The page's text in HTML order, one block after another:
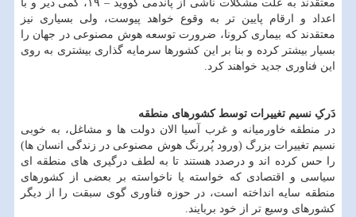
معتقدند به علت مشکلات ناشی از پاندمی کووید – ۱۹، کمی دیر و با
اعداد و ارقام پایین تر به وقوع خواهد پیوست، ولی بسیاری نیز
معتقدند که بیماری کرونا، ضرورت توسعه هوش مصنوعی در جهان را
بسیار بیشتر کرده و بنا بر این کشورها سرمایه گذاری بیشتری به روی
این فناوری جدید خواهند کرد.
دَرکِ نسیم تغییرات توسط کشورهای منطقه
در منطقه خاورمیانه و غرب آسیا الان دولت ها و مشاغل، به خوبی
نسیم تغییرات بزرگ (ورود پُررنگ هوش مصنوعی در زندگی انسان ها)
را حس کرده اند و درصدد هستند تا به لطف درگیری های منطقه ای
سیاسی و اقتصادی که خواسته یا ناخواسته بر بعضی از کشورهای
منطقه سایه انداخته است، در حوزه فناوری گوی سبقت را از دیگر
کشورهای وسیع تر از خود بربایند.